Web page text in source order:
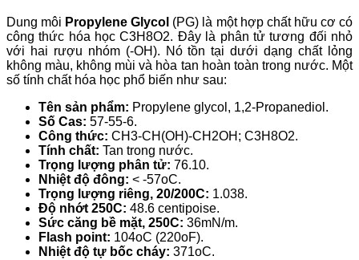
Dung môi Propylene Glycol (PG) là một hợp chất hữu cơ có
công thức hóa học C3H8O2. Đây là phân tử tương đối nhỏ
với hai rượu nhóm (-OH). Nó tồn tại dưới dạng chất lỏng
không màu, không mùi và hòa tan hoàn toàn trong nước. Một
số tính chất hóa học phổ biến như sau:
Tên sản phẩm: Propylene glycol, 1,2-Propanediol.
Số Cas: 57-55-6.
Công thức: CH3-CH(OH)-CH2OH; C3H8O2.
Tính chất: Tan trong nước.
Trọng lượng phân tử: 76.10.
Nhiệt độ đông: < -57oC.
Trọng lượng riêng, 20/200C: 1.038.
Độ nhớt 250C: 48.6 centipoise.
Sức căng bề mặt, 250C: 36mN/m.
Flash point: 104oC (220oF).
Nhiệt độ tự bốc cháy: 371oC.